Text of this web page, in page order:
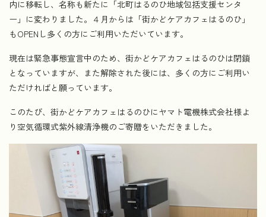
内に移転し、名称も新たに「北町はるのひ地域包括支援センタ
ー」に変わりました。４月からは「街かどケアカフェはるのひ」
もOPENし多くの方にご利用いただいています。
現在は緊急事態宣言中のため、街かどケアカフェはるのひは閉鎖
となっていますが、また解除された後には、多くの方にご利用い
ただければと願っています。
このたび、街かどケアカフェはるのひにヤマト電機株式会社様よ
り空気循環式紫外線清浄機のご寄贈をいただきました。